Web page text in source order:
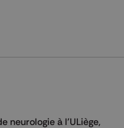
neurologie à l'ULiège,